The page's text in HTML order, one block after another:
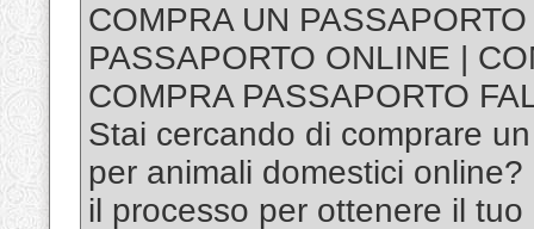
COMPRA UN
PASSAPORTO ONLINE |
COMPRA PASSAPORTO
Stai cercando di comprare
per animali domestici
il processo per ottenere il